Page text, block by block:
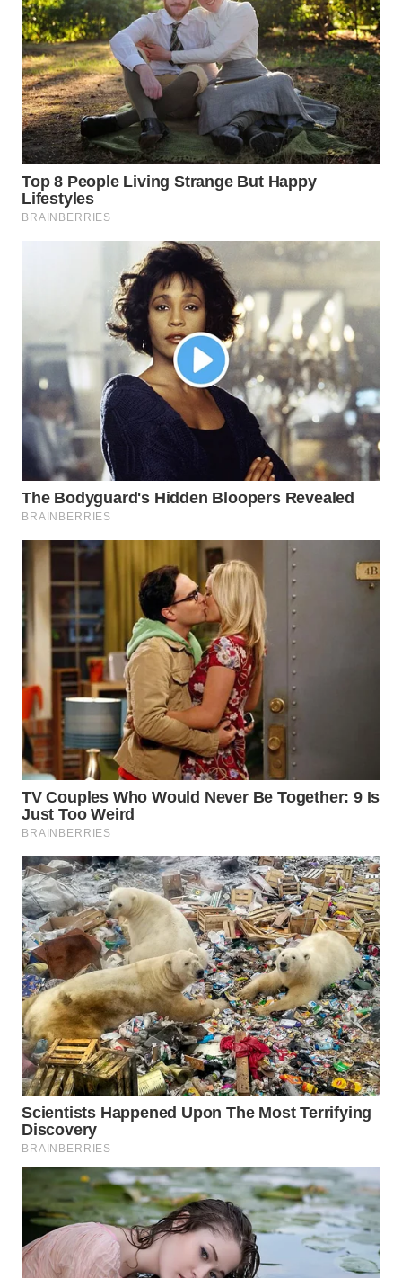
WN
CIREBON
WN
INDRAMAYU
KUNINGAN
WN
SUKABUMI
WN
PURWAKARTA
WN
PRIANGAN
TIMUR
WN
SEMARANG
WN
SOLO
WN
BOROBUDUR
WN
MADURA
WN
SURABAYA
WN
NATUNA
WN
BINTAN
WN
MANDALIKA
WN
LIKUPANG
WN
LABUANBAJO
WN
BORNEO